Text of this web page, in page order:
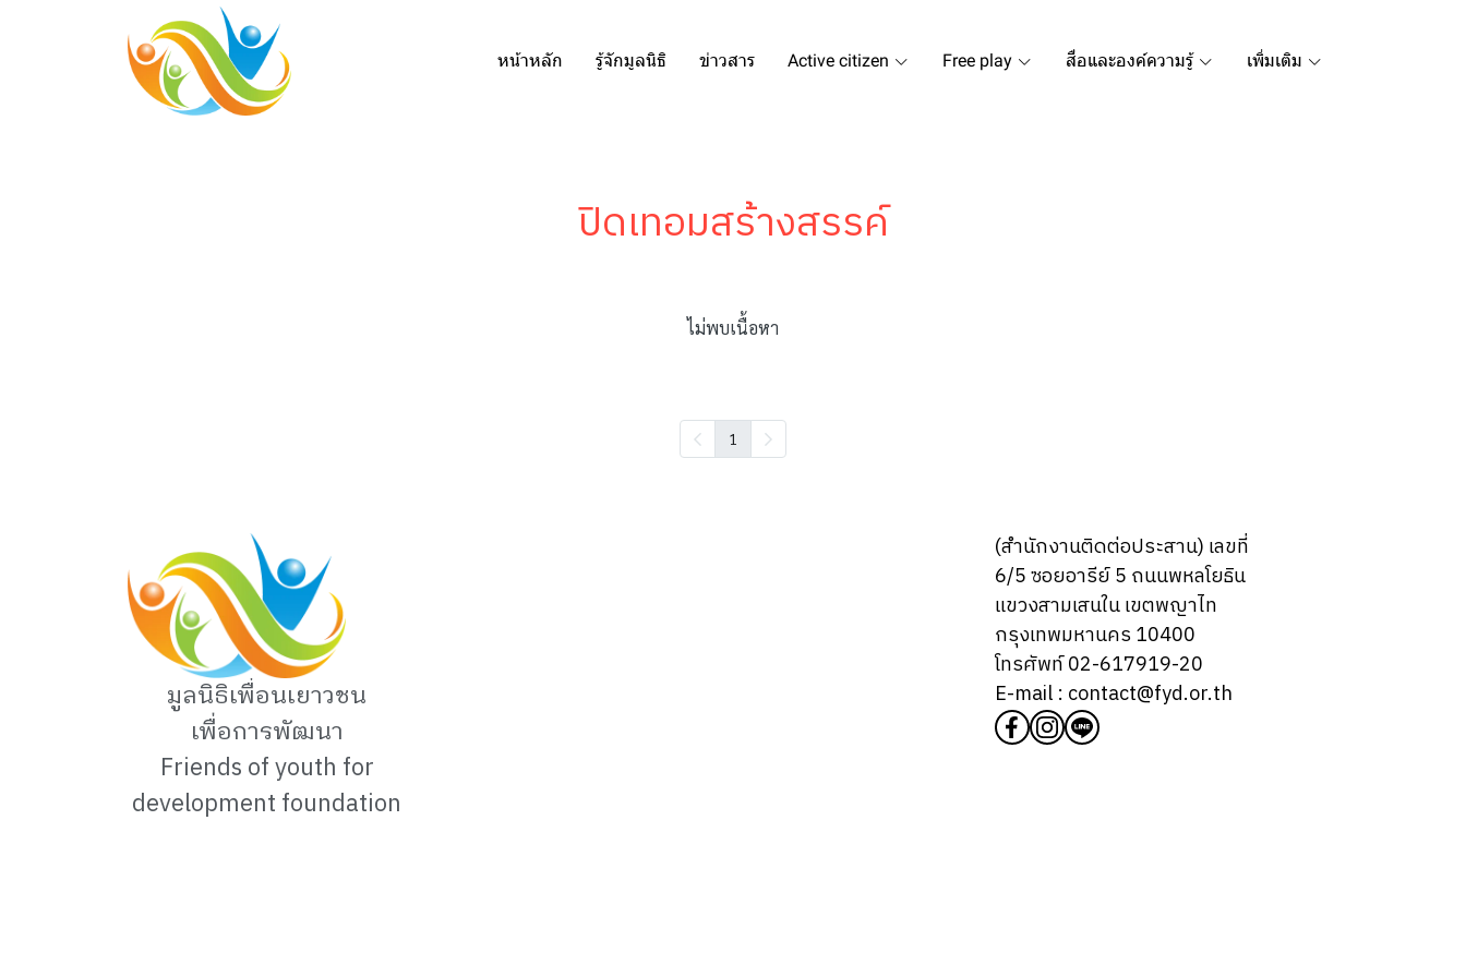
หน้าหลัก รู้จักมูลนิธิ ข่าวสาร Active citizen Free play สื่อและองค์ความรู้ เพิ่มเติม
ปิดเทอมสร้างสรรค์
ไม่พบเนื้อหา
1
มูลนิธิเพื่อนเยาวชน
เพื่อการพัฒนา
Friends of youth for
development foundation
(สำนักงานติดต่อประสาน) เลขที่
6/5 ซอยอารีย์ 5 ถนนพหลโยธิน
แขวงสามเสนใน เขตพญาไท
กรุงเทพมหานคร 10400
โทรศัพท์ 02-617919-20
E-mail : contact@fyd.or.th